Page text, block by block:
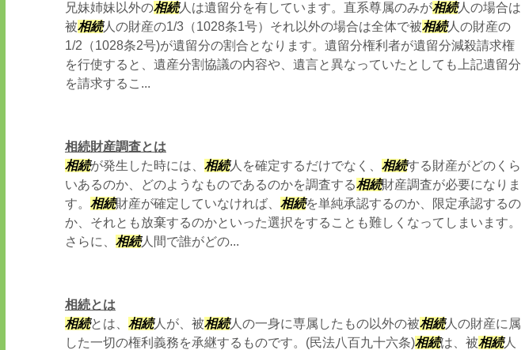
兄妹姉妹以外の相続人は遺留分を有しています。直系尊属のみが相続人の場合は
被相続人の財産の1/3（1028条1号）それ以外の場合は全体で被相続人の財産の
1/2（1028条2号)が遺留分の割合となります。遺留分権利者が遺留分減殺請求権
を行使すると、遺産分割協議の内容や、遺言と異なっていたとしても上記遺留分
を請求するこ...
相続財産調査とは
相続が発生した時には、 相続人を確定するだけでなく、 相続する財産がどのくら
いあるのか、どのようなものであるのかを調査する相続財産調査が必要になりま
す。 相続財産が確定していなければ、 相続を単純承認するのか、限定承認するの
か、それとも放棄するのかといった選択をすることも難しくなってしまいます。
さらに、 相続人間で誰がどの...
相続とは
相続とは、 相続人が、被相続人の一身に専属したもの以外の被相続人の財産に属
した一切の権利義務を承継するものです。(民法八百九十六条)相続は、被相続人